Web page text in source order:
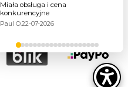
Miała obsługa i cena
konkurencyjne
Paul O.22-07-2026